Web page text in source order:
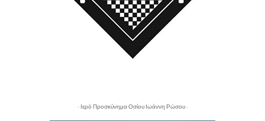
- Ιερό Προσκύνημα Οσίου Ιωάννη Ρώσου -